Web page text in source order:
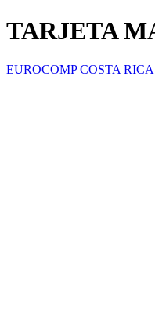
TARJETA
EUROCOMP COSTA RICA